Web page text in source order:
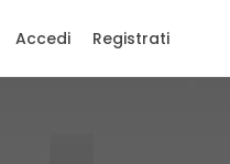
Accedi Registrati